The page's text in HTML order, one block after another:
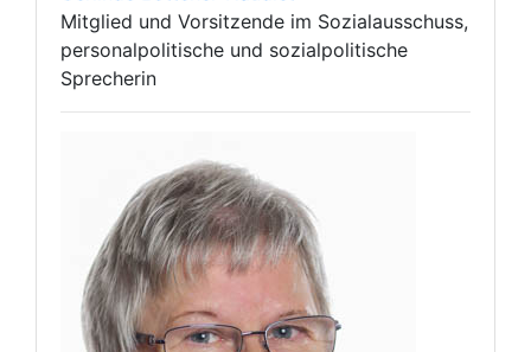
Mitglied und Vorsitzende im Sozialausschuss,
personalpolitische und sozialpolitische
Sprecherin